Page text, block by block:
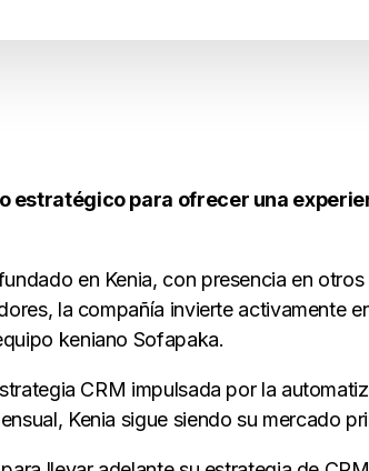
estratégico para ofrecer una
en Kenia, con presencia en
la compañía invierte activamente
keniano Sofapaka.
CRM impulsada por la
Kenia sigue siendo su mercado